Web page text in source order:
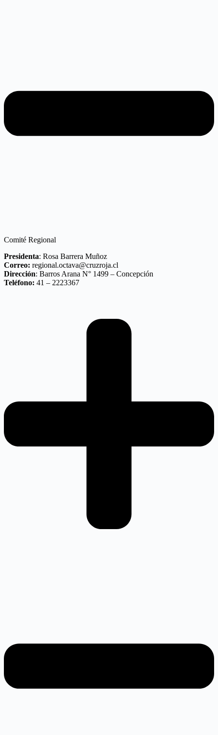
Comité Regional
Presidenta: Rosa Barrera Muñoz
Correo: regional.octava@cruzroja.cl
Dirección: Barros Arana N° 1499 – Concepción
Teléfono: 41 – 2223367